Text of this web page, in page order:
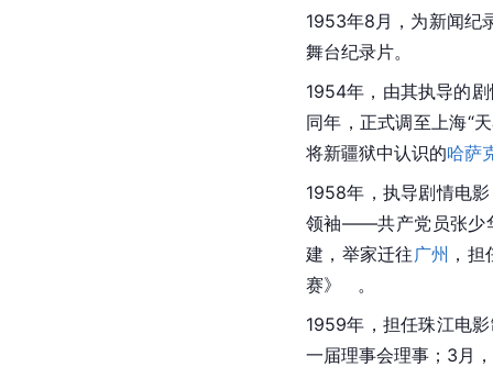
1953年8月，为新闻纪
舞台纪录片。
1954年，由其执导的
同年，正式调至 上海“
将新疆狱中认识的哈萨
1958年，执导剧情电
领袖——共产党员张少
建，举家迁往 广州 ，担
赛》   。
1959年，担任珠江电
一届理事会理事；3月